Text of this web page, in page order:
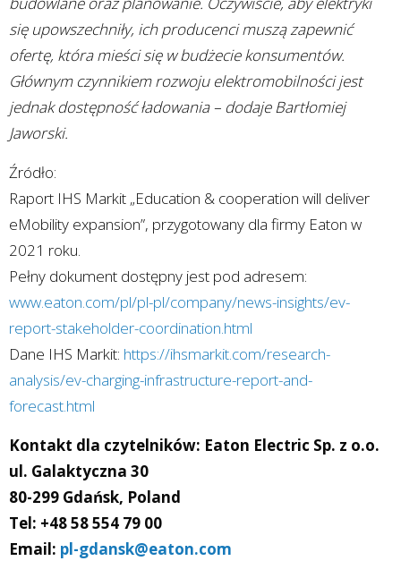
się upowszechniły, ich producenci muszą zapewnić
ofertę, która mieści się w budżecie konsumentów.
Głównym czynnikiem rozwoju elektromobilności jest
jednak dostępność ładowania – dodaje Bartłomiej
Jaworski.
Źródło:
Raport IHS Markit „Education & cooperation will deliver
eMobility expansion”, przygotowany dla firmy Eaton w
2021 roku.
Pełny dokument dostępny jest pod adresem:
www.eaton.com/pl/pl-pl/company/news-insights/ev-
report-stakeholder-coordination.html
Dane IHS Markit: https://ihsmarkit.com/research-
analysis/ev-charging-infrastructure-report-and-
forecast.html
Kontakt dla czytelników: Eaton Electric Sp. z o.o.
ul. Galaktyczna 30
80-299 Gdańsk, Poland
Tel: +48 58 554 79 00
Email: pl-gdansk@eaton.com